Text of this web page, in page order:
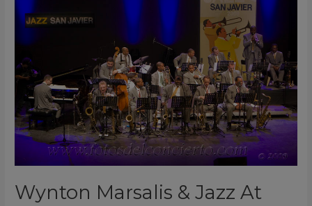
Wynton Marsalis & Jazz At
&
Lincoln
Center
Orchestra
XII
Festival
Internacional
Jazz